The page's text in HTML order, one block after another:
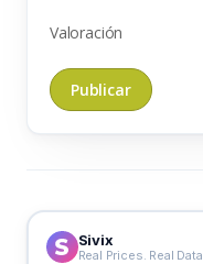
Valoración
Sivix
Real Prices. Real Data